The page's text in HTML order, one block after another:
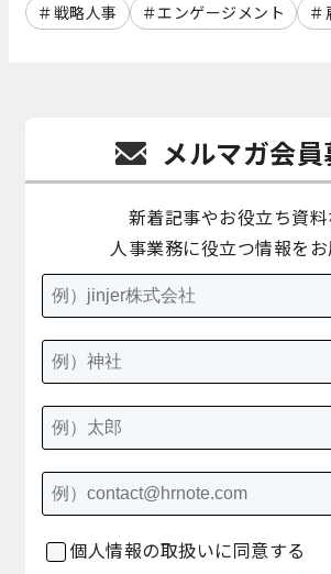
戦略人事
エンゲージメント
メルマガ会
新着記事やお役立ち資
人事業務に役立つ情報をお
個人情報の取扱いに同意する